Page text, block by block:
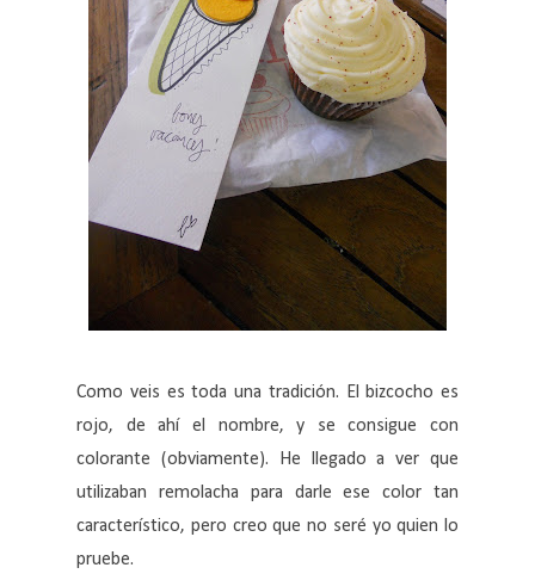
Como veis es toda una tradición. El bizcocho es
rojo, de ahí el nombre, y se consigue con
colorante (obviamente). He llegado a ver que
utilizaban remolacha para darle ese color tan
característico, pero creo que no seré yo quien lo
pruebe.